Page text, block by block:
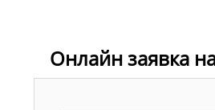
Онлайн заявка